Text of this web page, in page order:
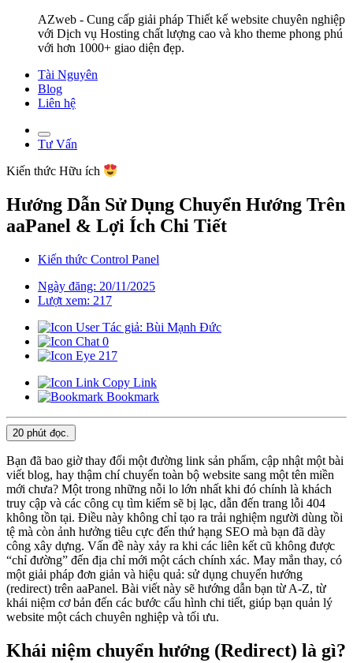
AZweb - Cung cấp giải pháp Thiết kế website chuyên nghiệp
với Dịch vụ Hosting chất lượng cao và kho theme phong phú
với hơn 1000+ giao diện đẹp.
Tài Nguyên
Blog
Liên hệ
Tư Vấn
Kiến thức Hữu ích
Hướng Dẫn Sử Dụng Chuyển Hướng Trên
aaPanel & Lợi Ích Chi Tiết
Kiến thức Control Panel
Ngày đăng: 20/11/2025
Lượt xem: 217
Tác giả: Bùi Mạnh Đức
0
217
Copy Link
Bookmark
20 phút đọc.
Bạn đã bao giờ thay đổi một đường link sản phẩm, cập nhật một bài
viết blog, hay thậm chí chuyển toàn bộ website sang một tên miền
mới chưa? Một trong những nỗi lo lớn nhất khi đó chính là khách
truy cập và các công cụ tìm kiếm sẽ bị lạc, dẫn đến trang lỗi 404
không tồn tại. Điều này không chỉ tạo ra trải nghiệm người dùng tồi
tệ mà còn ảnh hưởng tiêu cực đến thứ hạng SEO mà bạn đã dày
công xây dựng. Vấn đề này xảy ra khi các liên kết cũ không được
“chỉ đường” đến địa chỉ mới một cách chính xác. May mắn thay, có
một giải pháp đơn giản và hiệu quả: sử dụng chuyển hướng
(redirect) trên aaPanel. Bài viết này sẽ hướng dẫn bạn từ A-Z, từ
khái niệm cơ bản đến các bước cấu hình chi tiết, giúp bạn quản lý
website một cách chuyên nghiệp và tối ưu.
Khái niệm chuyển hướng (Redirect) là gì?